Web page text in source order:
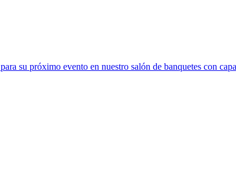
su próximo evento en nuestro salón de banquetes con